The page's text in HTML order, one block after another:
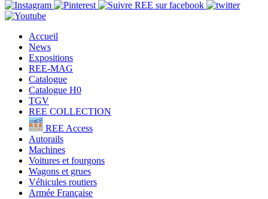
Accueil
News
Expositions
REE-MAG
Catalogue
Catalogue H0
TGV
REE COLLECTION
REE Access
Autorails
Machines
Voitures et fourgons
Wagons et grues
Véhicules routiers
Armée Française